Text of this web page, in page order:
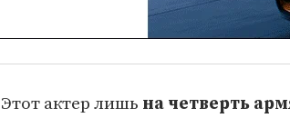
Этот актер лишь на четверть